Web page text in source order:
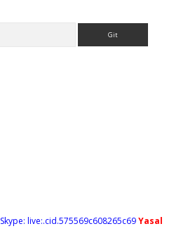
Skype: live:.cid.575569c608265c69Yasal